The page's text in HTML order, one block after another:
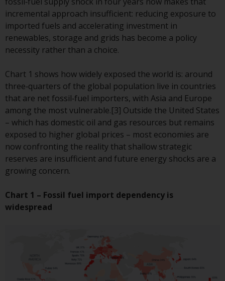
Informationen für Anleger in der
Schweiz
Dies ist ein Werbedokument.
Die Informationen auf den
folgenden Seiten beziehen sich
auf ausländische Organismen für
kollektive Kapitalanlagen, die von
RWC Asset Management LLP oder
einem ihrer verbundenen
Unternehmen verwaltet werden
(die „von Redwheel verwalteten
Fonds“). Einige der von Redwheel
verwalteten Fonds, auf die auf
dieser Website verwiesen wird,
wurden nicht von der
Eidgenössischen
zugelassen und Anleger genießen
daher nicht den vollen
Anlegerschutz nach dem
Bundesgesetz über die
incremental approach insufficient: reducing exposure to
imported fuels and accelerating investment in
renewables, storage and grids has become a policy
necessity rather than a choice.
Chart 1 shows how widely exposed the world is: around
three‑quarters of the global population live in countries
that are net fossil‑fuel importers, with Asia and Europe
among the most vulnerable.[3] Outside the United States
– which has domestic oil and gas resources but remains
exposed to higher global prices – most economies are
now confronting the reality that shallow strategic
reserves are insufficient and future energy shocks are a
growing concern.
Chart 1 – Fossil fuel import dependency is
widespread